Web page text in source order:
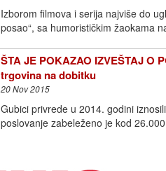
Izborom filmova i serija najviše do
posao“, sa humorističkim žaokama
ŠTA JE POKAZAO IZVEŠTAJ O
trgovina na dobitku
20 Nov 2015
Gubici privrede u 2014. godini
poslovanje zabeleženo je kod